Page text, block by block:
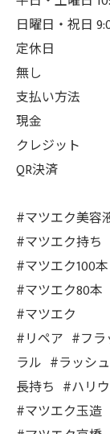
日曜日・祝日
定休日
無し
支払い方法
現金
クレジット
QR決済
#マツエク美容
#マツエク持ち
#マツエク100本
#マツエク80本
#マツエク
#リペア #フラ
ラル #ラッシ
長持ち #ハリ
#マツエク玉造